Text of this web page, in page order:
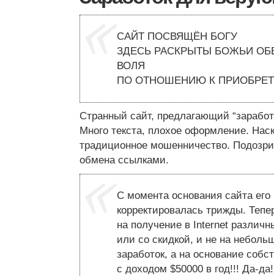
САЙТ ПОСВЯЩЁН БОГУ
ЗДЕСЬ РАСКРЫТЫ БОЖЬИ
ВОЛЯ
ПО ОТНОШЕНИЮ К
Странный сайт, предлагающий
Много текста, плохое оформление.
традиционное мошенничество.
обмена ссылками.
С момента основания сайта его
корректировалась трижды.
на получение в Internet
или со скидкой, и не на
заработок, а на основание
с доходом $50000 в год!!! Да-